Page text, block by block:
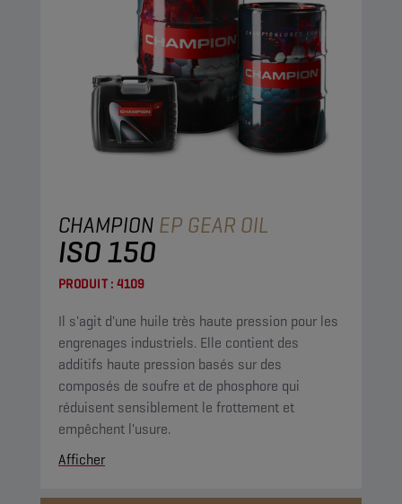
CHAMPION EP GEAR OIL
ISO 150
PRODUIT : 4109
Il s'agit d'une huile très haute pression pour les
engrenages industriels. Elle contient des
additifs haute pression basés sur des
composés de soufre et de phosphore qui
réduisent sensiblement le frottement et
empêchent l'usure.
Afficher